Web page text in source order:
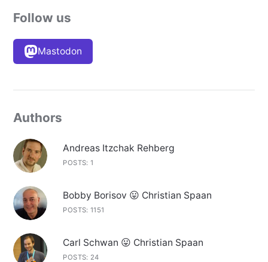
Follow us
Mastodon
Authors
Andreas Itzchak Rehberg
POSTS: 1
Bobby Borisov 😛 Christian Spaan
POSTS: 1151
Carl Schwan 😛 Christian Spaan
POSTS: 24